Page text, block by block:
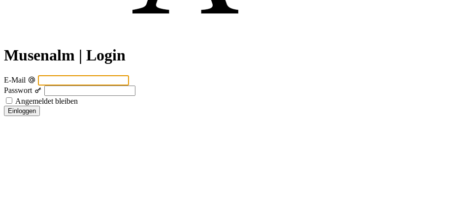
Musenalm | Login
E-Mail
Passwort
Angemeldet bleiben
Einloggen